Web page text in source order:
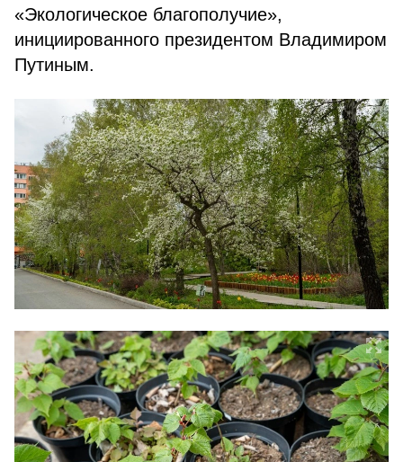
«Экологическое благополучие»,
инициированного президентом Владимиром
Путиным.